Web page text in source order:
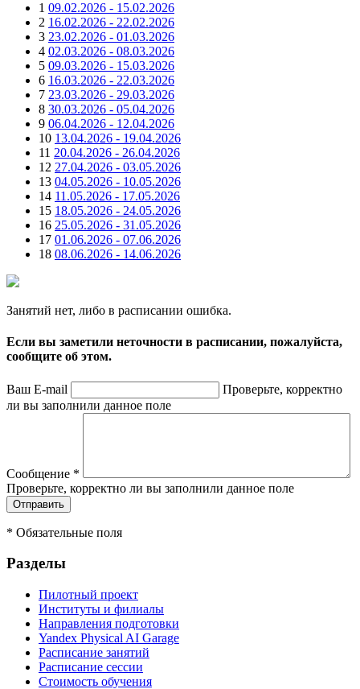
1 09.02.2026 - 15.02.2026
2 16.02.2026 - 22.02.2026
3 23.02.2026 - 01.03.2026
4 02.03.2026 - 08.03.2026
5 09.03.2026 - 15.03.2026
6 16.03.2026 - 22.03.2026
7 23.03.2026 - 29.03.2026
8 30.03.2026 - 05.04.2026
9 06.04.2026 - 12.04.2026
10 13.04.2026 - 19.04.2026
11 20.04.2026 - 26.04.2026
12 27.04.2026 - 03.05.2026
13 04.05.2026 - 10.05.2026
14 11.05.2026 - 17.05.2026
15 18.05.2026 - 24.05.2026
16 25.05.2026 - 31.05.2026
17 01.06.2026 - 07.06.2026
18 08.06.2026 - 14.06.2026
Занятий нет, либо в расписании ошибка.
Если вы заметили неточности в расписании, пожалуйста,
сообщите об этом.
Ваш E-mail
Проверьте, корректно
ли вы заполнили данное поле
Сообщение *
Проверьте, корректно ли вы заполнили данное поле
* Обязательные поля
Разделы
Пилотный проект
Институты и филиалы
Направления подготовки
Yandex Physical AI Garage
Расписание занятий
Расписание сессии
Стоимость обучения